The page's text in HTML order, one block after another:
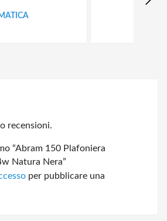
recensioni.
“Abram 150 Plafoniera
Natura Nera”
per pubblicare una